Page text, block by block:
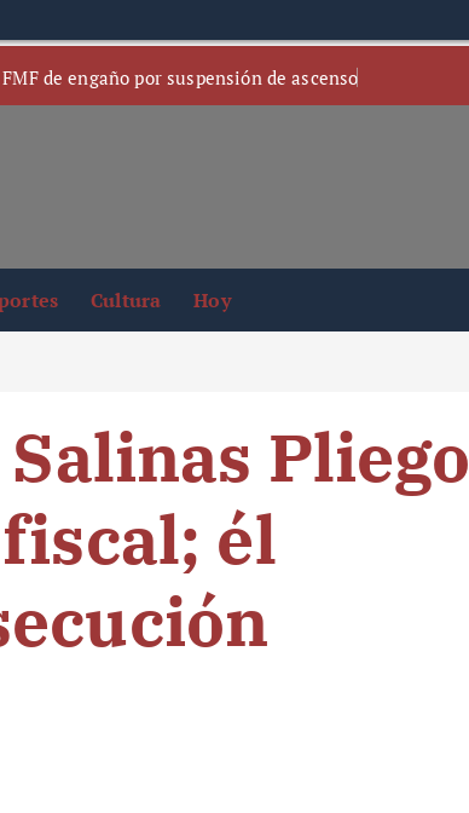
de engaño por suspensión de ascenso
Cultura Hoy
Pliego
él